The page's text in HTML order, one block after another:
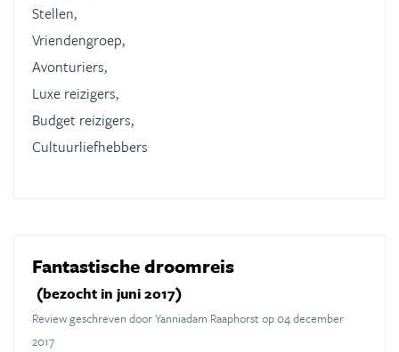
Stellen,
Vriendengroep,
Avonturiers,
Luxe reizigers,
Budget reizigers,
Cultuurliefhebbers
Fantastische droomreis
(bezocht in juni 2017)
Review geschreven door Yanniadam Raaphorst op 04 december
2017